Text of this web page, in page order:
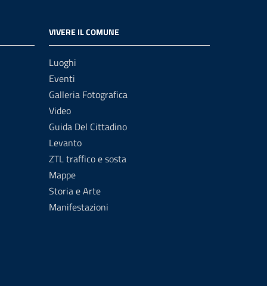
VIVERE IL COMUNE
Luoghi
Eventi
Galleria Fotografica
Video
Guida Del Cittadino
Levanto
ZTL traffico e sosta
Mappe
Storia e Arte
Manifestazioni